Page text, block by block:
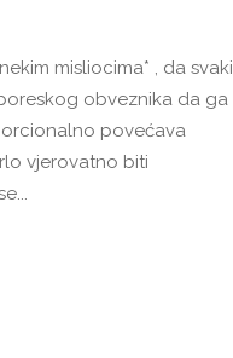
misliocima* , da svaki
obveznika da ga
povećava
vjerovatno biti